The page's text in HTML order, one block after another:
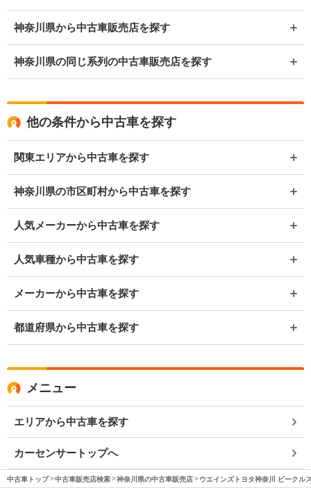
神奈川県から中古車販売店を探す
神奈川県の同じ系列の中古車販売店を探す
他の条件から中古車を探す
関東エリアから中古車を探す
神奈川県の市区町村から中古車を探す
人気メーカーから中古車を探す
人気車種から中古車を探す
メーカーから中古車を探す
都道府県から中古車を探す
メニュー
エリアから中古車を探す
カーセンサートップへ
中古車トップ 中古車販売店検索 神奈川県の中古車販売店 ウエインズトヨタ神奈川 ビークル